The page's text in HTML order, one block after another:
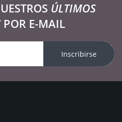
ÚLTIMOS
POR E-MAIL
Inscribirse